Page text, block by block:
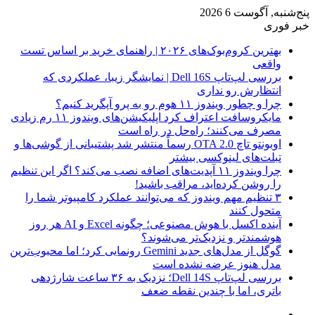
پنج‌شنبه, آگوست 6 2026
خبر فوری
بهترین کروم‌بوک‌های ۲۰۲۶ | راهنمای خرید بر اساس تست
واقعی
بررسی لپ‌تاپ Dell 16S | نمایشگر زیبا، عملکردی که
انتظارش رو نداری
چرا و چطور ویندوز ۱۱ هوم رو به پرو آپگرید کنیم؟
مایکروسافت اعتراف کرد اپلیکیشن‌های ویندوز ۱۱ رم زیادی
مصرف می‌کنند؛ راه‌حل در راه است
اوبونتو تاچ OTA 2.0 رسماً منتشر شد پشتیبانی از گوشی‌ها و
تبلت‌های لینوکسی بیشتر
چرا ویندوز ۱۱ آپدیت‌های اضافه نصب می‌کند؟ اگر این تنظیم
را روشن کرده‌اید، مراقب باشید!
۳ تنظیم مهم ویندوز که می‌توانند عملکرد کامپیوتر شما را
متحول کنند
آینده اکسل با هوش مصنوعی؛ چگونه Excel و AI هر روز
هوشمندتر و نزدیک‌تر می‌شوند؟
گوگل از مدل‌های جدید Gemini رونمایی کرد؛ اما محبوب‌ترین
مدل هنوز عرضه نشده است
بررسی لپ‌تاپ Dell 14S؛ نزدیک به ۳۶ ساعت شارژدهی
باتری، اما با چندین نقطه ضعف